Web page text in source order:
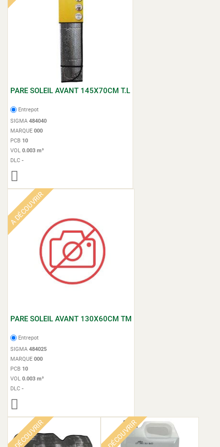
PARE SOLEIL AVANT 145X70CM T.L
Entrepot
SIGMA 484040
MARQUE 000
PCB 10
VOL 0.003 m³
DLC -
A DÉCOUVRIR
PARE SOLEIL AVANT 130X60CM TM
Entrepot
SIGMA 484025
MARQUE 000
PCB 10
VOL 0.003 m³
DLC -
A DÉCOUVRIR A DÉCOUVRIR